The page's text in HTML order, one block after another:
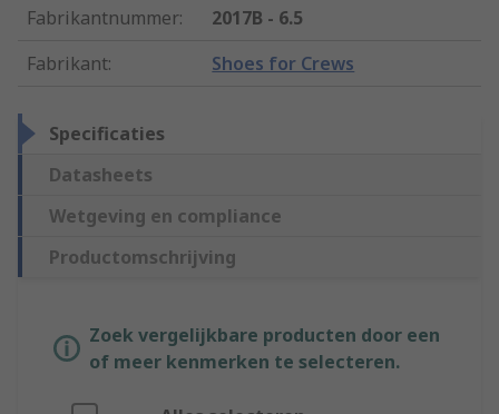
Fabrikantnummer:
2017B - 6.5
Fabrikant: Shoes for Crews
Specificaties
Datasheets
Wetgeving en compliance
Productomschrijving
Zoek vergelijkbare producten door een
of meer kenmerken te selecteren.